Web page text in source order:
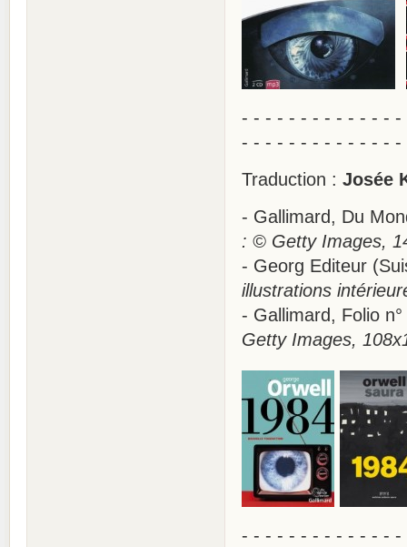
- - - - - - - - - - - - -
- - - - - - - - - - - - -
Traduction : Josée
- Gallimard, Du
: © Getty Images,
- Georg Editeur
illustrations
- Gallimard, Folio
Getty Images,
- - - - - - - - - - - - -